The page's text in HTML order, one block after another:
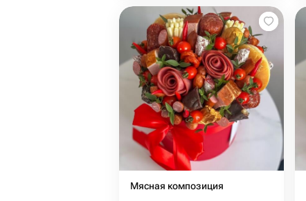
Мясная композиция